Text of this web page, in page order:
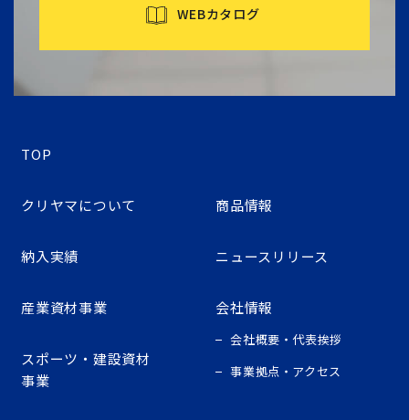
WEBカタログ
TOP
クリヤマについて 商品情報
納入実績 ニュースリリース
産業資材事業
スポーツ・建設資材
事業
会社情報
会社概要・代表挨拶
事業拠点・アクセス